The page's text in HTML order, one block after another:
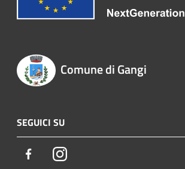
Comune di Gangi
SEGUICI SU
FacebookInstagram